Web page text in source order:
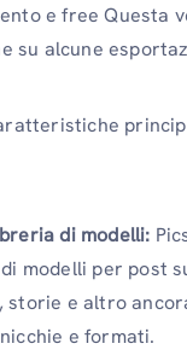
e free Questa
su alcune
di modelli:
modelli per post
storie e altro
e formati.